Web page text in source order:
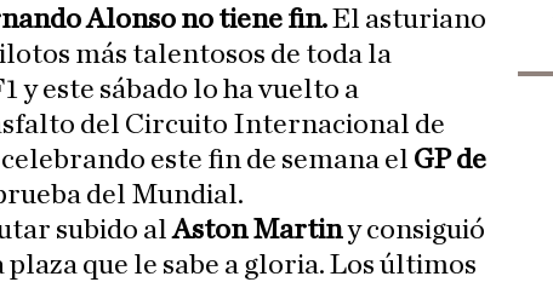
Alonso no tiene fin.El asturiano
más talentosos de toda la
y este sábado lo ha vuelto a
del Circuito Internacional de
este fin de semana el GP de
del Mundial.
subido alAston Martiny consiguió
que le sabe a gloria. Los últimos